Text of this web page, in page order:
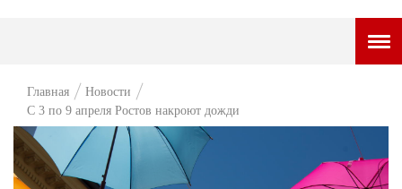
НОВОСТИ
ВОПРОС НЕДЕЛИ
Главная
Новости
С 3 по 9 апреля Ростов накроют дожди